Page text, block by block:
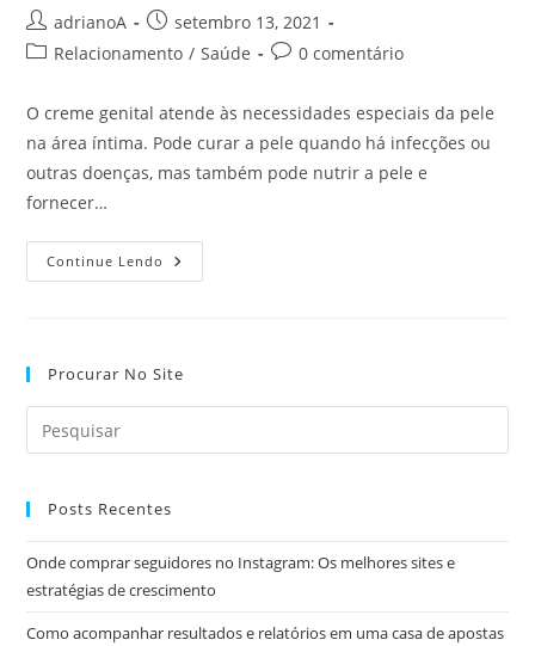
Autor
do
adrianoA
Post
publicado:
setembro 13, 2021
Categoria
post:
Relacionamento / Saúde
Comentários
post:
0 comentário
O creme genital atende às necessidades especiais da pele
na área íntima. Pode curar a pele quando há infecções ou
outras doenças, mas também pode nutrir a pele e
fornecer…
Continue Lendo Saúde
De
Cremes
Procurar No Site
Posts Recentes
Onde comprar seguidores no Instagram: Os melhores sites e
estratégias de crescimento
Como acompanhar resultados e relatórios em uma casa de apostas